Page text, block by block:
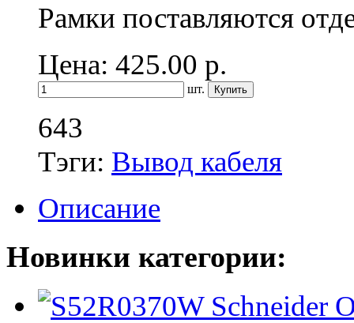
Рамки поставляются
Цена: 425.00 р.
шт.
643
Тэги: Вывод кабеля
Описание
Новинки категории: